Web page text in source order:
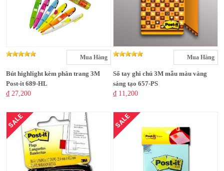
Mua Hàng
Bút highlight kèm phân trang 3M
Post-it 689-HL
₫ 27,200
Mua Hàng
Sổ tay ghi chú 3M mẫu màu vàng
sáng tạo 657-PS
₫ 11,200
SALE SALE